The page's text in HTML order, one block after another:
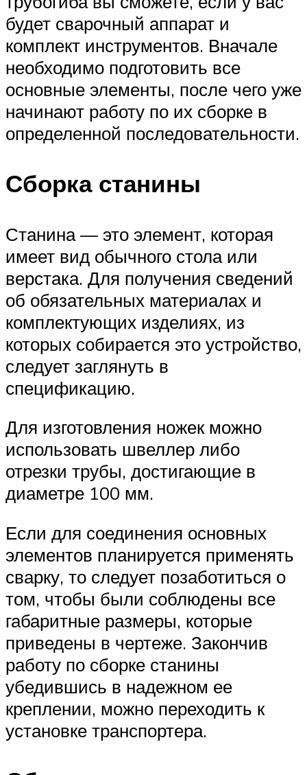
будет сварочный аппарат и
комплект инструментов. Вначале
необходимо подготовить все
основные элементы, после чего уже
начинают работу по их сборке в
определенной последовательности.
Сборка станины
Станина — это элемент, которая
имеет вид обычного стола или
верстака. Для получения сведений
об обязательных материалах и
комплектующих изделиях, из
которых собирается это устройство,
следует заглянуть в
спецификацию.
Для изготовления ножек можно
использовать швеллер либо
отрезки трубы, достигающие в
диаметре 100 мм.
Если для соединения основных
элементов планируется применять
сварку, то следует позаботиться о
том, чтобы были соблюдены все
габаритные размеры, которые
приведены в чертеже. Закончив
работу по сборке станины
убедившись в надежном ее
креплении, можно переходить к
установке транспортера.